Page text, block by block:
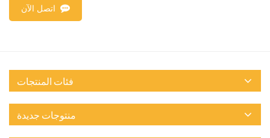
اتصل الآن
فئات المنتجات
منتوجات جديدة